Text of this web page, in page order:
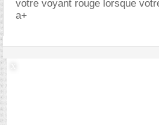
votre voyant rouge lorsque
a+